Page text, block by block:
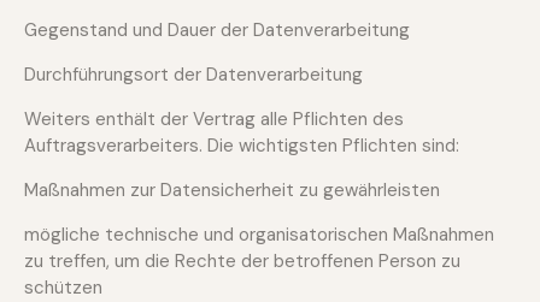
Gegenstand und Dauer der Datenverarbeitung
Durchführungsort der Datenverarbeitung
Weiters enthält der Vertrag alle Pflichten des
Auftragsverarbeiters. Die wichtigsten Pflichten sind:
Maßnahmen zur Datensicherheit zu gewährleisten
mögliche technische und organisatorischen Maßnahmen
zu treffen, um die Rechte der betroffenen Person zu
schützen